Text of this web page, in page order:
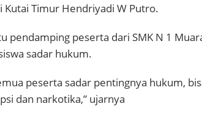
Kutai Timur Hendriyadi W Putro.
pendamping peserta dari SMK N 1
sadar hukum.
peserta sadar pentingnya hukum,
dan narkotika,” ujarnya